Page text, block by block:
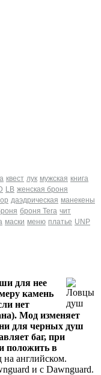
квест лук мужская книга
LB женская броня
даэдрическая манекены
броня Tera чит
маски меню платье UNP
для нее
камень
нет
Мод изменяет
для черных душ
баг, при
положить в
английском.
и с Dawnguard.